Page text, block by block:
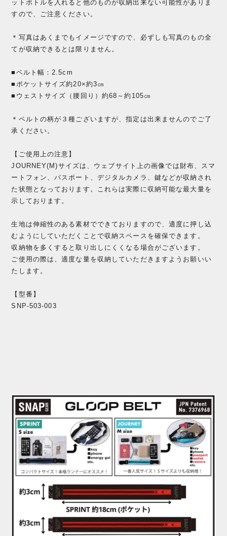
ットボトルを入れると他のものが収納出来ない可能性がありま
すので、ご注意ください。
＊写真はあくまでもイメージですので、必ずしも写真のもの全
てが収納できるとは限りません。
■ベルト幅：2.5cm
■ポケットサイズ約20×約3㎝
■ウェストサイズ（腰回り）約68～約105㎝
＊ベルトの柄が３種ございますが、指定は出来ませんのでご了
承ください。
【ご使用上の注意】
JOURNEY(M)サイズは、ウェブサイト上の画像では財布、スマ
ートフォン、パスポート、デジタルカメラ、鍵などが収納され
た状態となっております。これらは実際に収納可能な最大量を
示しております。
生地は伸縮性のある素材でできておりますので、適度に押し込
むようにしていただくことで収納スペースを確保できます。
収納物を多くすると取り出しにくくなる場合がございます。
ご使用の際は、適度な量を収納していただきますようお願いい
たします。
【型番】
SNP-503-003